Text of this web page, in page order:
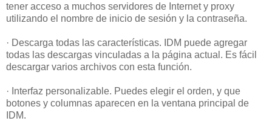
tener acceso a muchos servidores de Internet y proxy
utilizando el nombre de inicio de sesión y la contraseña.
· Descarga todas las características. IDM puede agregar
todas las descargas vinculadas a la página actual. Es fácil
descargar varios archivos con esta función.
· Interfaz personalizable. Puedes elegir el orden, y que
botones y columnas aparecen en la ventana principal de
IDM.